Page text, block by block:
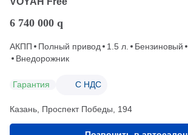
6 740 000 q
АКПП Полный привод 1.5 л. Бензиновый
Внедорожник
Гарантия С НДС
Казань, Проспект Победы, 194